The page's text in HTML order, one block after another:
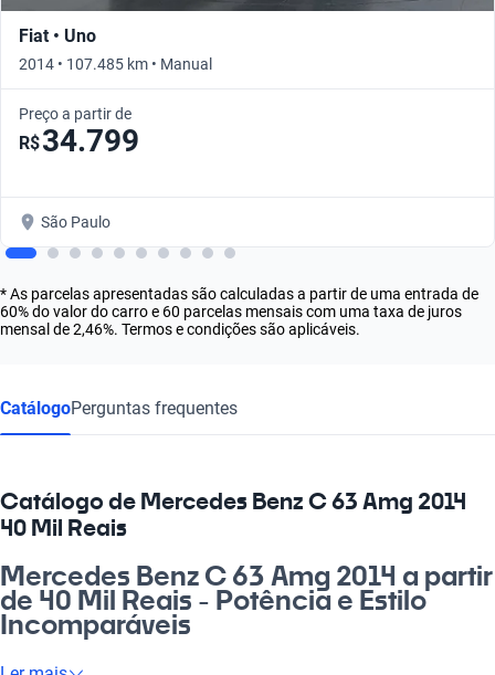
Fiat • Uno
2014 • 107.485 km • Manual
Preço a partir de
R$34.799
São Paulo
* As parcelas apresentadas são calculadas a partir de uma entrada de
60% do valor do carro e 60 parcelas mensais com uma taxa de juros
mensal de 2,46%. Termos e condições são aplicáveis.
CatálogoPerguntas frequentes
Catálogo de Mercedes Benz C 63 Amg 2014
40 Mil Reais
Mercedes Benz C 63 Amg 2014 a partir
de 40 Mil Reais - Potência e Estilo
Incomparáveis
Se você busca uma experiência única ao volante, o Mercedes